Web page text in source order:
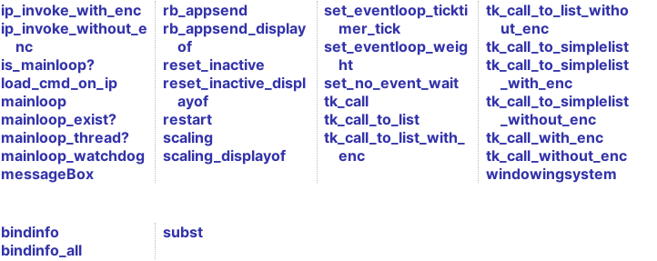
ip_invoke_with_enc
ip_invoke_without_e
nc
is_mainloop?
load_cmd_on_ip
mainloop
mainloop_exist?
mainloop_thread?
mainloop_watchdog
messageBox
rb_appsend
rb_appsend_display
of
reset_inactive
reset_inactive_displ
ayof
restart
scaling
scaling_displayof
set_eventloop_tickti
mer_tick
set_eventloop_weig
ht
set_no_event_wait
tk_call
tk_call_to_list
tk_call_to_list_with_
enc
tk_call_to_list_witho
ut_enc
tk_call_to_simplelist
tk_call_to_simplelist
_with_enc
tk_call_to_simplelist
_without_enc
tk_call_with_enc
tk_call_without_enc
windowingsystem
bindinfo
bindinfo_all
subst